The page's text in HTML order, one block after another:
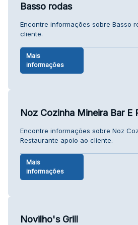
Basso rodas
Encontre informações sobre Basso
cliente.
Mais
informações
Noz Cozinha Mineira Bar E
Encontre informações sobre Noz
Restaurante apoio ao cliente.
Mais
informações
Novilho's Grill